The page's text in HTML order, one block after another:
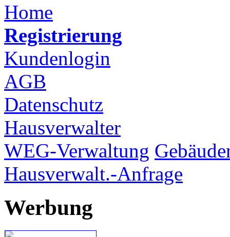
Home
Registrierung
Kundenlogin
AGB
Datenschutz
Hausverwalter
WEG-Verwaltung
Hausverwalt.-Anfrage
Werbung